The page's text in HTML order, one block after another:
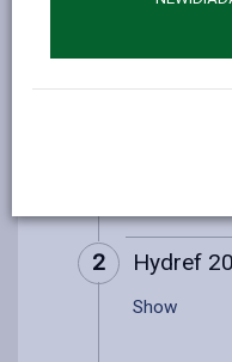
9. Amserlen
2 Hydref
Show